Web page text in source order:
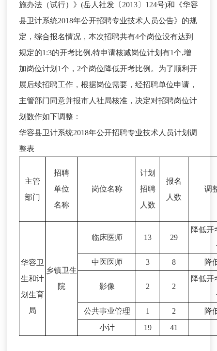
施办法（试行）》(岳人社发〔2013〕124号)和《华容
县卫计系统2018年公开招聘专业技术人员公告》的规
定，综合报名情况，本次招聘共有4个岗位没有达到
规定的1:3的开考比例,特申请核减岗位计划有1个,增
加岗位计划1个，2个岗位降低开考比例。为了顺利开
展后续招聘工作，根据岗位需要，经招聘单位申请，
主管部门同意并报市人社局核准，决定对招聘岗位计
划数作如下调整：
华容县卫计系统2018年公开招聘专业技术人员计划调
整表
主管
部门
招聘
单位
名称
岗位名称
计划
招聘
人数
报名
人数
调
华容卫
生和计
划生育
局
乡镇卫生
院
临床医师 13 29
降低开
中医医师
3 8 降
影像 2 2
降低开
公共事业管理
1 2
降
小计
19 41